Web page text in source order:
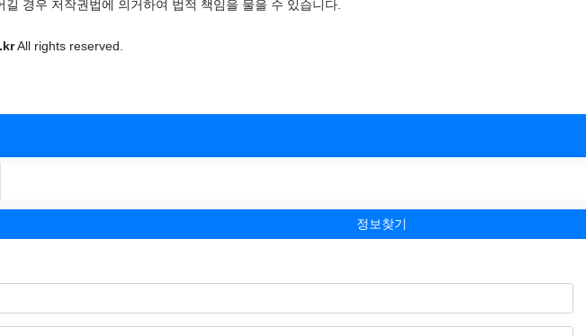
경우 저작권법에 의거하여 법적 책임을 물을 수 있습니다.
All rights reserved.
정보찾기